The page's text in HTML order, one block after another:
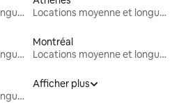
Locations moyenne et longue durée
Locations moyenne et longue durée
Locations moyenne et longue durée
Montréal
Locations moyenne et longue durée
Locations moyenne et longue durée
Afficher plus